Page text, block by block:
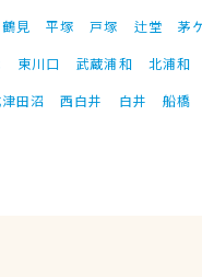
鶴見 平塚 戸塚 辻堂 茅
東川口 武蔵浦和 北浦和
田沼 西白井 白井 船橋